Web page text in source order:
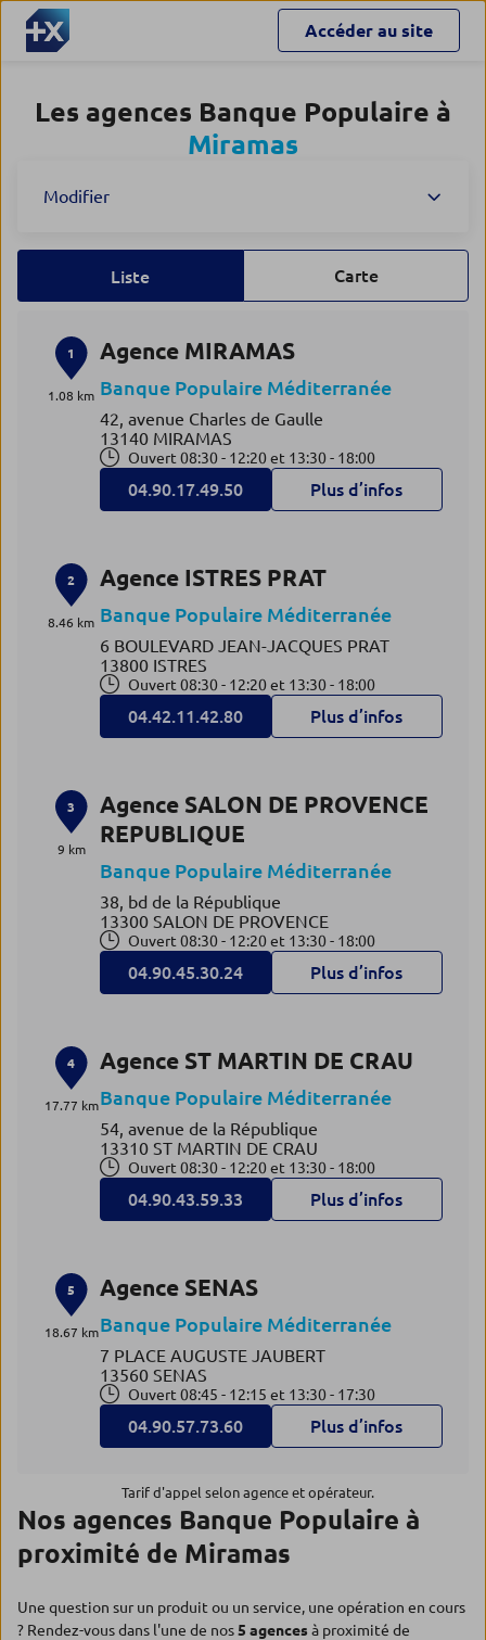
Accéder au site
Les agences Banque Populaire à
Miramas
Modifier
Liste Carte
1
1.08 km
Agence MIRAMAS
Banque Populaire Méditerranée
42, avenue Charles de Gaulle
13140 MIRAMAS
Ouvert 08:30 - 12:20 et 13:30 - 18:00
04.90.17.49.50 Plus d’infos
2
8.46 km
Agence ISTRES PRAT
Banque Populaire Méditerranée
6 BOULEVARD JEAN-JACQUES PRAT
13800 ISTRES
Ouvert 08:30 - 12:20 et 13:30 - 18:00
04.42.11.42.80 Plus d’infos
3
9 km
Agence SALON DE PROVENCE
REPUBLIQUE
Banque Populaire Méditerranée
38, bd de la République
13300 SALON DE PROVENCE
Ouvert 08:30 - 12:20 et 13:30 - 18:00
04.90.45.30.24 Plus d’infos
4
17.77 km
Agence ST MARTIN DE CRAU
Banque Populaire Méditerranée
54, avenue de la République
13310 ST MARTIN DE CRAU
Ouvert 08:30 - 12:20 et 13:30 - 18:00
04.90.43.59.33 Plus d’infos
5
18.67 km
Agence SENAS
Banque Populaire Méditerranée
7 PLACE AUGUSTE JAUBERT
13560 SENAS
Ouvert 08:45 - 12:15 et 13:30 - 17:30
04.90.57.73.60 Plus d’infos
Tarif d'appel selon agence et opérateur.
Nos agences Banque Populaire à
proximité de Miramas
Une question sur un produit ou un service, une opération en cours
? Rendez-vous dans l'une de nos5 agencesà proximité de